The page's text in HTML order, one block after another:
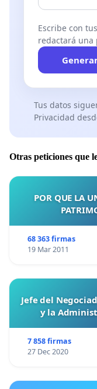
Escribe con
redactará una
Tus datos
Privacidad
Otras peticiones que
POR QUE LA
68 363 firmas
19 Mar 2011
Jefe del
y la
7 858 firmas
27 Dec 2020